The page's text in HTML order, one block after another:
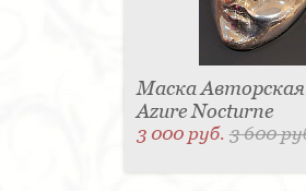
Маска
Azure Nocturne
3 000 руб.3 600